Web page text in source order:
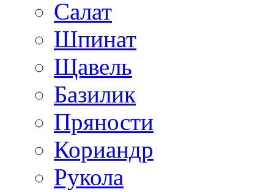
Салат
Шпинат
Щавель
Базилик
Пряности
Кориандр
Рукола